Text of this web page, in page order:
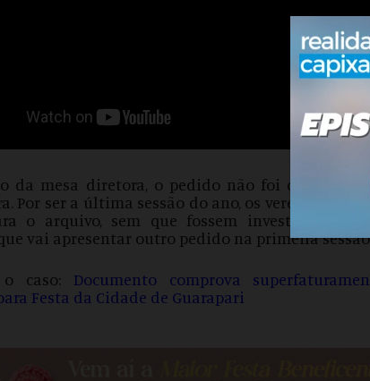
da mesa diretora, o pedido não foi colocado
Por ser a última sessão do ano, os vereadores
o arquivo, sem que fossem investigadas
vai apresentar outro pedido na primeira
o caso: Documento comprova
Festa da Cidade de Guarapari